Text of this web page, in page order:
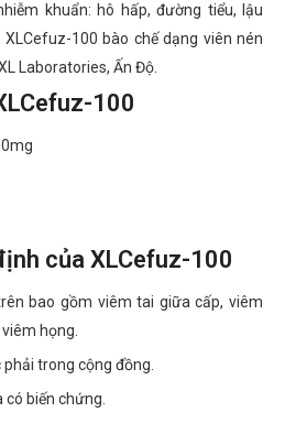
khuẩn: hô hấp, đường tiểu, lậu
100 bào chế dạng viên nén
Laboratories, Ấn Độ.
100
của XLCefuz-100
bao gồm viêm tai giữa cấp, viêm
họng.
trong cộng đồng.
biến chứng.